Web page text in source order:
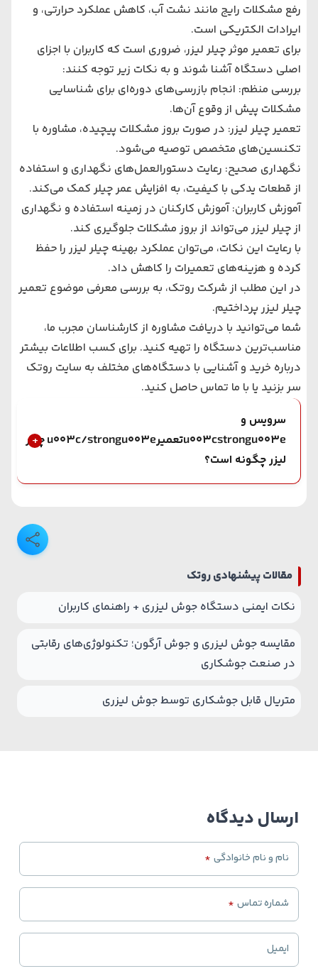
رفع مشکلات رایج مانند نشت آب، کاهش عملکرد حرارتی، و
ایرادات الکتریکی است.
برای تعمیر موثر چیلر لیزر، ضروری است که کاربران با اجزای
اصلی دستگاه آشنا شوند و به نکات زیر توجه کنند:
بررسی منظم: انجام بازرسی‌های دوره‌ای برای شناسایی
مشکلات پیش از وقوع آن‌ها.
تعمیر چیلر لیزر: در صورت بروز مشکلات پیچیده، مشاوره با
تکنسین‌های متخصص توصیه می‌شود.
نگهداری صحیح: رعایت دستورالعمل‌های نگهداری و استفاده
از قطعات یدکی با کیفیت، به افزایش عمر چیلر کمک می‌کند.
آموزش کاربران: آموزش کارکنان در زمینه استفاده و نگهداری
از چیلر لیزر می‌تواند از بروز مشکلات جلوگیری کند.
با رعایت این نکات، می‌توان عملکرد بهینه چیلر لیزر را حفظ
کرده و هزینه‌های تعمیرات را کاهش داد.
در این مطلب از شرکت روتک، به بررسی معرفی موضوع تعمیر
چیلر لیزر پرداختیم.
شما می‌توانید با دریافت مشاوره از کارشناسان مجرب ما،
مناسب‌ترین دستگاه را تهیه کنید. برای کسب اطلاعات بیشتر
درباره خرید و آشنایی با دستگاه‌های مختلف به سایت روتک
سر بزنید یا با ما تماس حاصل کنید.
سرویس و
u003cstrongu003eتعمیرu003c/strongu003e چیلر
لیزر چگونه است؟
مقالات پیشنهادی روتک
نکات ایمنی دستگاه جوش لیزری + راهنمای کاربران
مقایسه جوش لیزری و جوش آرگون؛ تکنولوژی‌های رقابتی
در صنعت جوشکاری
متریال قابل جوشکاری توسط جوش لیزری
ارسال دیدگاه
نام و نام خانوادگی *
شماره تماس *
ایمیل